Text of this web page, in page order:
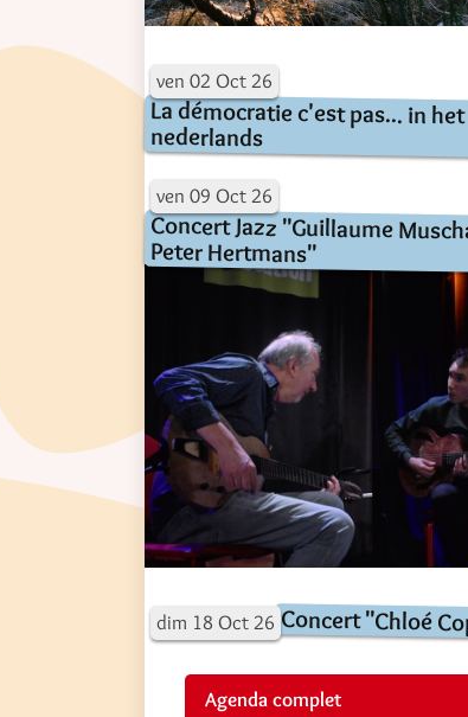
ven 02 Oct 26
La démocratie c'est pas... in het
nederlands
ven 09 Oct 26
Concert Jazz "Guillaume
Peter Hertmans"
dim 18 Oct 26 Concert "Chloé
Agenda complet